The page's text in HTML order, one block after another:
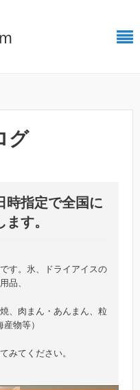
グ
時指定で全国に
す。
す。氷、ドライアイスの
品、
、肉まん・あんまん、粒
物等）
みてください。